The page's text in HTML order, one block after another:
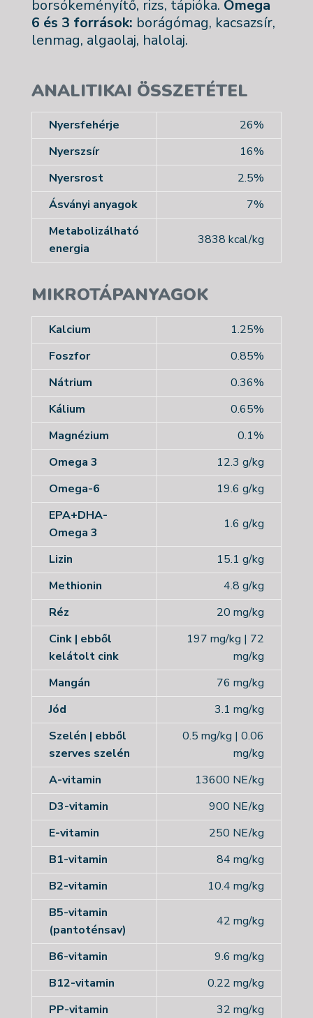
borsókeményítő, rizs, tápióka. Omega
6 és 3 források: borágómag, kacsazsír,
lenmag, algaolaj, halolaj.
ANALITIKAI ÖSSZETÉTEL
Nyersfehérje
26%
Nyerszsír
16%
Nyersrost
2.5%
Ásványi anyagok
7%
Metabolizálható
energia
3838 kcal/kg
MIKROTÁPANYAGOK
Kalcium
1.25%
Foszfor
0.85%
Nátrium
0.36%
Kálium
0.65%
Magnézium
0.1%
Omega 3
12.3 g/kg
Omega-6
19.6 g/kg
EPA+DHA-
Omega 3
1.6 g/kg
Lizin
15.1 g/kg
Methionin
4.8 g/kg
Réz
20 mg/kg
Cink | ebből
kelátolt cink
197 mg/kg | 72
mg/kg
Mangán
76 mg/kg
Jód
3.1 mg/kg
Szelén | ebből
szerves szelén
0.5 mg/kg | 0.06
mg/kg
A-vitamin
13600 NE/kg
D3-vitamin
900 NE/kg
E-vitamin
250 NE/kg
B1-vitamin
84 mg/kg
B2-vitamin
10.4 mg/kg
B5-vitamin
(pantoténsav)
42 mg/kg
B6-vitamin
9.6 mg/kg
B12-vitamin
0.22 mg/kg
PP-vitamin
32 mg/kg